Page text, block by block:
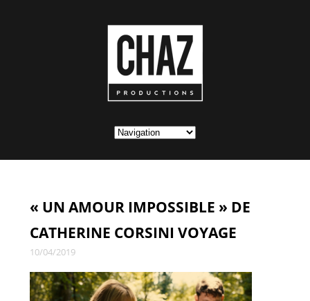
« UN AMOUR IMPOSSIBLE » DE
CATHERINE CORSINI VOYAGE
10/04/2019